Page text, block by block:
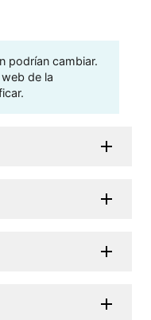
podrían cambiar.
de la